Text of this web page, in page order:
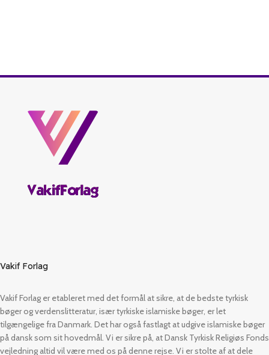
Vakif Forlag
Vakif Forlag er etableret med det formål at sikre, at de bedste tyrkisk
bøger og verdenslitteratur, især tyrkiske islamiske bøger, er let
tilgængelige fra Danmark. Det har også fastlagt at udgive islamiske bøger
på dansk som sit hovedmål. Vi er sikre på, at Dansk Tyrkisk Religiøs Fonds
vejledning altid vil være med os på denne rejse. Vi er stolte af at dele